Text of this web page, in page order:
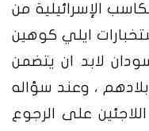
الإسرائيلية من
ايلي كوهين
لابد ان يتضمن
بلادهم ، وعند سؤاله
على الرجوع